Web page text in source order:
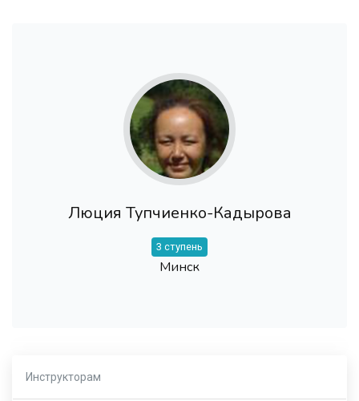
Люция Тупчиенко-Кадырова
3 ступень
Минск
Инструкторам